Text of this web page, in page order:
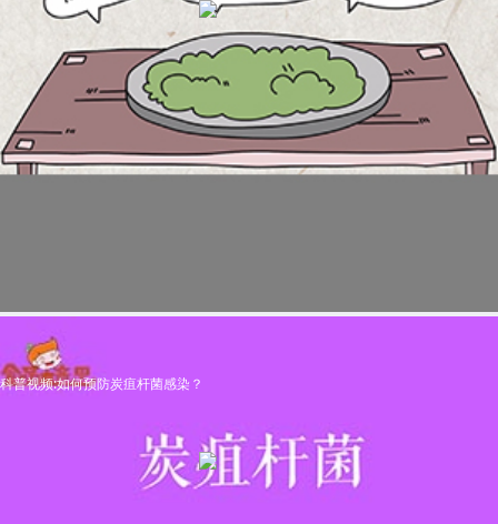
科普视频:如何预防炭疽杆菌感染？